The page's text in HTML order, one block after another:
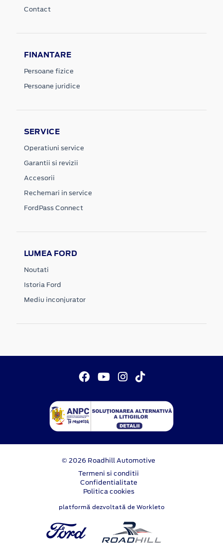
Contact
FINANTARE
Persoane fizice
Persoane juridice
SERVICE
Operatiuni service
Garantii si revizii
Accesorii
Rechemari in service
FordPass Connect
LUMEA FORD
Noutati
Istoria Ford
Mediu inconjurator
© 2026 Roadhill Automotive
Termeni si conditii
Confidentialitate
Politica cookies
platformă dezvoltată de Workleto